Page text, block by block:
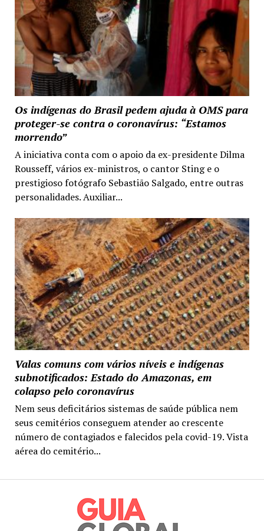
Os indígenas do Brasil pedem ajuda à OMS para
proteger-se contra o coronavírus: “Estamos
morrendo”
A iniciativa conta com o apoio da ex-presidente Dilma
Rousseff, vários ex-ministros, o cantor Sting e o
prestigioso fotógrafo Sebastião Salgado, entre outras
personalidades. Auxiliar...
Valas comuns com vários níveis e indígenas
subnotificados: Estado do Amazonas, em
colapso pelo coronavírus
Nem seus deficitários sistemas de saúde pública nem
seus cemitérios conseguem atender ao crescente
número de contagiados e falecidos pela covid-19. Vista
aérea do cemitério...